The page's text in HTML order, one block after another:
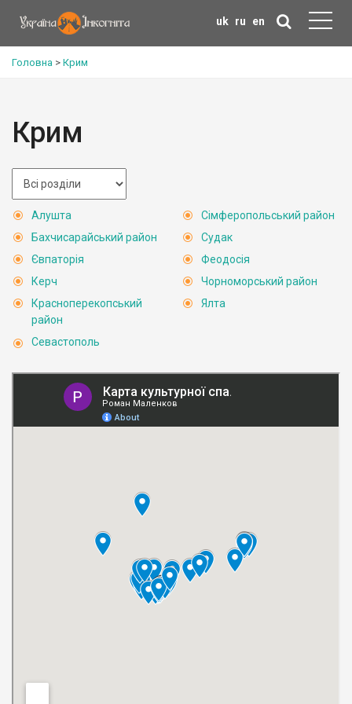
uk ru en
Головна > Крим
Крим
Алушта
Бахчисарайський район
Євпаторія
Керч
Красноперекопський
район
Севастополь
Сімферопольський район
Судак
Феодосія
Чорноморський район
Ялта